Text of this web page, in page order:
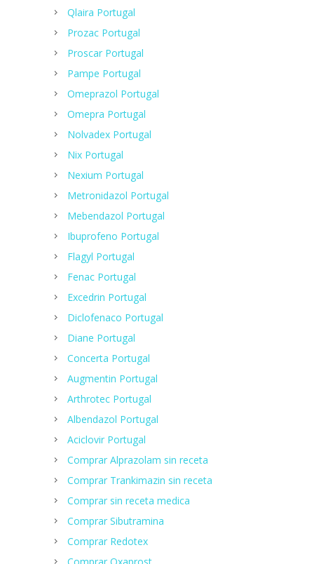
Qlaira Portugal
Prozac Portugal
Proscar Portugal
Pampe Portugal
Omeprazol Portugal
Omepra Portugal
Nolvadex Portugal
Nix Portugal
Nexium Portugal
Metronidazol Portugal
Mebendazol Portugal
Ibuprofeno Portugal
Flagyl Portugal
Fenac Portugal
Excedrin Portugal
Diclofenaco Portugal
Diane Portugal
Concerta Portugal
Augmentin Portugal
Arthrotec Portugal
Albendazol Portugal
Aciclovir Portugal
Comprar Alprazolam sin receta
Comprar Trankimazin sin receta
Comprar sin receta medica
Comprar Sibutramina
Сomprar Redotex
Comprar Oxaprost